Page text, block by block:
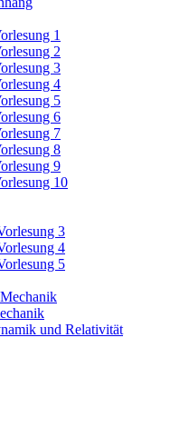
1
2
3
4
5
6
7
8
9
10
3
4
5
und Relativität